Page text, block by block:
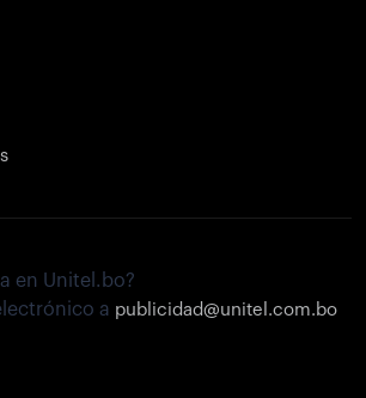
en Unitel.bo?
a publicidad@unitel.com.bo